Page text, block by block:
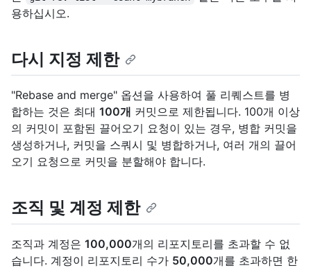
용하십시오.
다시 지정 제한
"Rebase and merge" 옵션을 사용하여 풀 리퀘스트를 병
합하는 것은 최대 100개 커밋으로 제한됩니다. 100개 이상
의 커밋이 포함된 끌어오기 요청이 있는 경우, 병합 커밋을
생성하거나, 커밋을 스쿼시 및 병합하거나, 여러 개의 끌어
오기 요청으로 커밋을 분할해야 합니다.
조직 및 계정 제한
조직과 계정은 100,000개의 리포지토리를 초과할 수 없
습니다. 계정이 리포지토리 수가 50,000개를 초과하면 한